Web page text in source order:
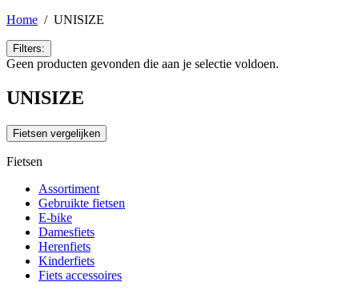
Home / UNISIZE
Filters:
Geen producten gevonden die aan je selectie voldoen.
UNISIZE
Fietsen vergelijken
Fietsen
Assortiment
Gebruikte fietsen
E-bike
Damesfiets
Herenfiets
Kinderfiets
Fiets accessoires